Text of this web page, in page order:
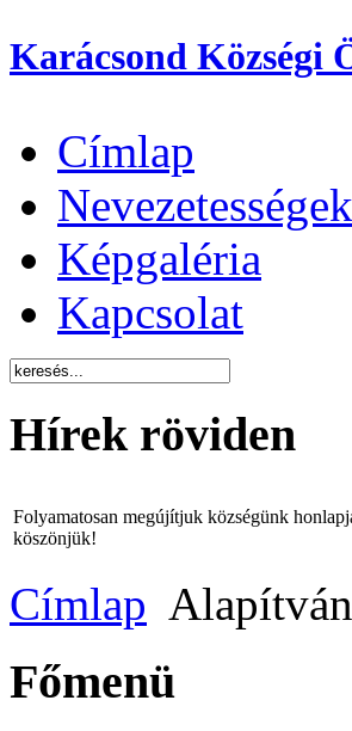
Karácsond Községi
Címlap
Nevezetességek
Képgaléria
Kapcsolat
Hírek röviden
Folyamatosan megújítjuk községünk
köszönjük!
Címlap
Főmenü